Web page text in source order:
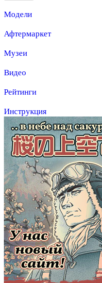
Модели
Афтермаркет
Музеи
Видео
Рейтинги
Инструкция